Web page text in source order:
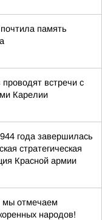
память
встречи с
Карелии
года завершилась
стратегическая
Красной армии
мы отмечаем
народов!